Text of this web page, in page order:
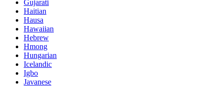
Gujarati
Haitian
Hausa
Hawaiian
Hebrew
Hmong
Hungarian
Icelandic
Igbo
Javanese